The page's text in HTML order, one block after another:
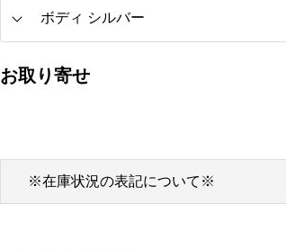
お取り寄せ
※在庫状況の表記について※